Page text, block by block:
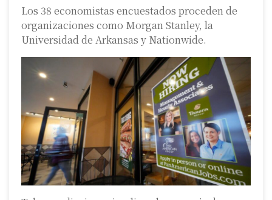
Los 38 economistas encuestados proceden de
organizaciones como Morgan Stanley, la
Universidad de Arkansas y Nationwide.